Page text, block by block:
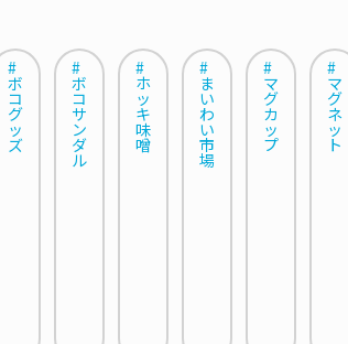
#
ボ
コ
グ
ッ
ズ
#
ボ
コ
サ
ン
ダ
ル
#
ホ
ッ
キ
味
噌
#
ま
い
わ
い
市
場
#
マ
グ
カ
ッ
プ
#
マ
グ
ネ
ッ
ト